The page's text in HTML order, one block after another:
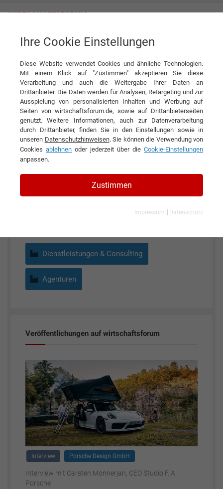
Porsche Design GmbH
KONTAKT
Porsche Design GmbH
Dienstleistungen & Consulting
Agenturen
Veröffentlichungen auf wirtschaftsforum
Interview Porsche Design GmbH
Interview mit Carsten Monnerjan, CEO Studio F. A.
Porsche
Ihre Cookie Einstellungen
Diese Website verwendet Cookies und ähnliche Technologien.
Mit einem Klick auf "Zustimmen" akzeptieren Sie diese
Verarbeitung und auch die Weitergabe Ihrer Daten an
Drittanbieter. Die Daten werden für Analysen, Retargeting und zur
Ausspielung von personalisierten Inhalten und Werbung auf
Seiten von wirtschaftsforum.de, sowie auf Drittanbieterseiten
genutzt. Weitere Informationen, auch zur Datenverarbeitung
durch Drittanbieter, finden Sie in den Einstellungen sowie in
unseren Datenschutzhinweisen. Sie können die Verwendung von
Cookies ablehnen oder jederzeit über die Cookie-Einstellungen
anpassen.
Zustimmen
Impressum | Datenschutz